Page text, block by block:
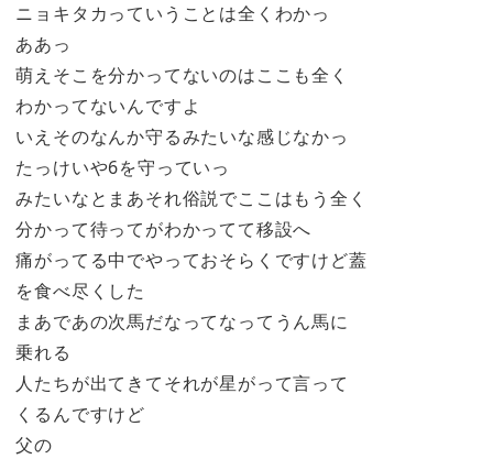
ニョキタカっていうことは全くわかっ
ああっ
萌えそこを分かってないのはここも全く
わかってないんですよ
いえそのなんか守るみたいな感じなかっ
たっけいや6を守っていっ
みたいなとまあそれ俗説でここはもう全く
分かって待ってがわかってて移設へ
痛がってる中でやっておそらくですけど蓋
を食べ尽くした
まあであの次馬だなってなってうん馬に
乗れる
人たちが出てきてそれが星がって言って
くるんですけど
父の